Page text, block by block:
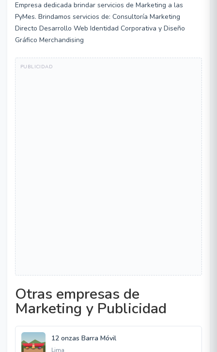
Empresa dedicada brindar servicios de Marketing a las
PyMes. Brindamos servicios de: Consultoría Marketing
Directo Desarrollo Web Identidad Corporativa y Diseño
Gráfico Merchandising
Otras empresas de
Marketing y Publicidad
12 onzas Barra Móvil
Lima